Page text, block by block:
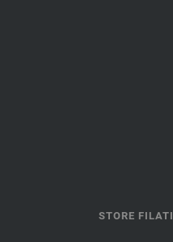
STORE FILATI